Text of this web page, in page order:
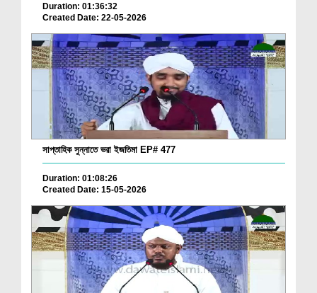
Duration: 01:36:32
Created Date: 22-05-2026
সাপ্তাহিক সুন্নাতে ভরা ইজতিমা EP# 477
Duration: 01:08:26
Created Date: 15-05-2026